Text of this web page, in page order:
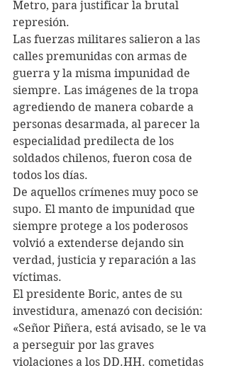
Metro, para justificar la brutal
represión.
Las fuerzas militares salieron a las
calles premunidas con armas de
guerra y la misma impunidad de
siempre. Las imágenes de la tropa
agrediendo de manera cobarde a
personas desarmada, al parecer la
especialidad predilecta de los
soldados chilenos, fueron cosa de
todos los días.
De aquellos crímenes muy poco se
supo. El manto de impunidad que
siempre protege a los poderosos
volvió a extenderse dejando sin
verdad, justicia y reparación a las
víctimas.
El presidente Boric, antes de su
investidura, amenazó con decisión:
«Señor Piñera, está avisado, se le va
a perseguir por las graves
violaciones a los DD.HH. cometidas